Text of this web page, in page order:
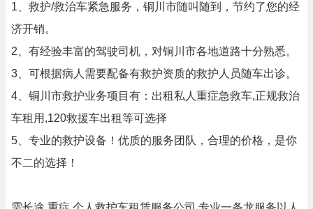
1、救护/救治车紧急服务，铜川市随叫随到，节约了您的经
济开销。
2、有经验丰富的驾驶司机，对铜川市各地道路十分熟悉。
3、可根据病人需要配备有救护资质的救护人员随车出诊。
4、铜川市救护业务项目有：出租私人重症急救车,正规救治
车租用,120救援车出租等可选择
5、专业的救护设备！优质的服务团队，合理的价格，是你
不二的选择！